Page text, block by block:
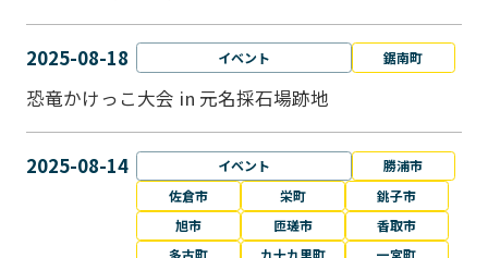
2025-08-18 イベント 鋸南町
恐竜かけっこ大会 in 元名採石場跡地
2025-08-14 イベント
勝浦市
佐倉市
栄町
銚子市
旭市
匝瑳市
香取市